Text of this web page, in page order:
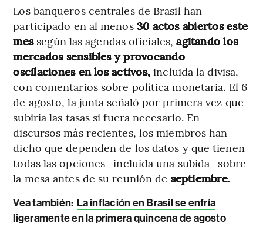
Los banqueros centrales de Brasil han
participado en al menos 30 actos abiertos este
messegún las agendas oficiales, agitando los
mercados sensibles y provocando
oscilaciones en los activos, incluida la divisa,
con comentarios sobre política monetaria. El 6
de agosto, la junta señaló por primera vez que
subiría las tasas si fuera necesario. En
discursos más recientes, los miembros han
dicho que dependen de los datos y que tienen
todas las opciones -incluida una subida- sobre
la mesa antes de su reunión de septiembre.
Vea también: La inflación en Brasil se enfría
ligeramente en la primera quincena de agosto